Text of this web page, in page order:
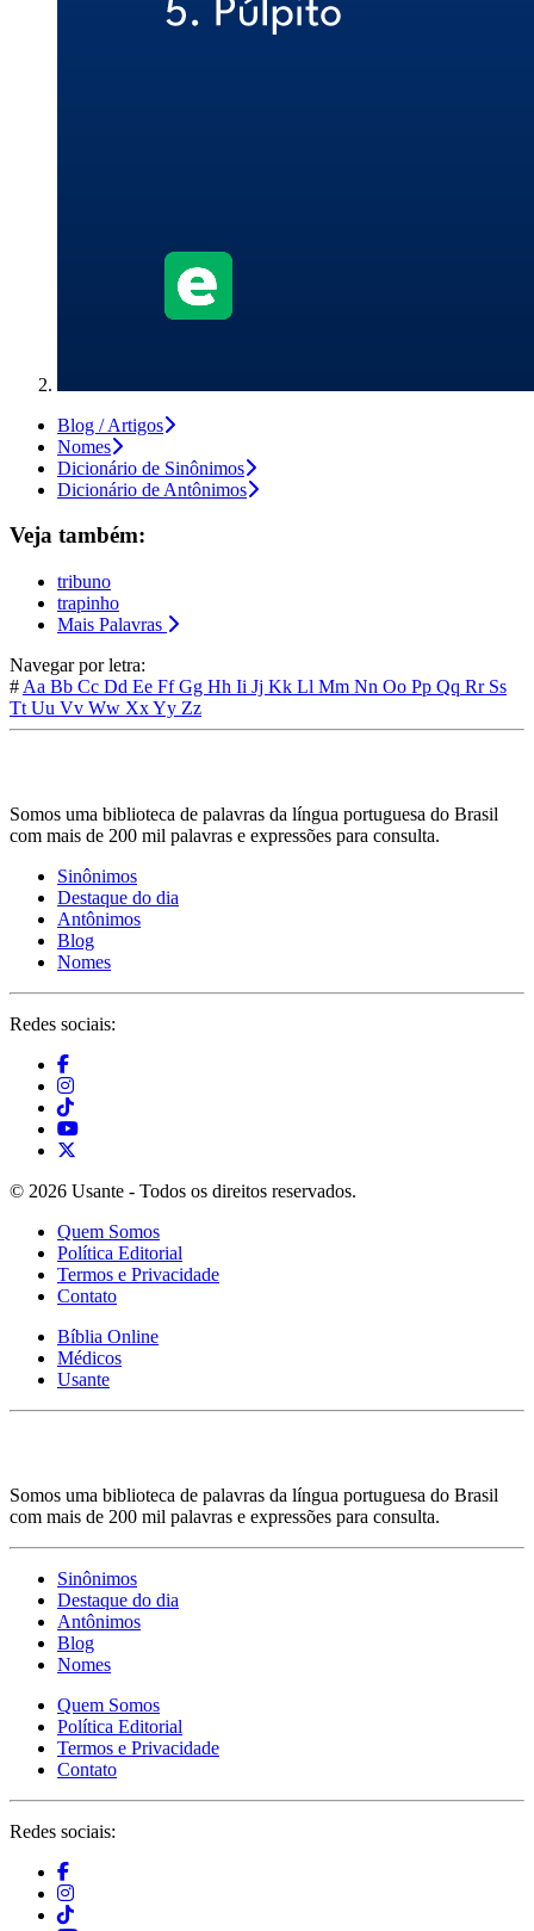
Blog / Artigos
Nomes
Dicionário de Sinônimos
Dicionário de Antônimos
Veja também:
tribuno
trapinho
Mais Palavras
Navegar por letra:
# Aa Bb Cc Dd Ee FfGg Hh Ii Jj Kk Ll Mm Nn Oo Pp Qq Rr Ss
Tt Uu Vv Ww XxYy Zz
Somos uma biblioteca de palavras da língua portuguesa do Brasil
com mais de 200 mil palavras e expressões para consulta.
Sinônimos
Destaque do dia
Antônimos
Blog
Nomes
Redes sociais:
© 2026 Usante - Todos os direitos reservados.
Quem Somos
Política Editorial
Termos e Privacidade
Contato
Bíblia Online
Médicos
Usante
Somos uma biblioteca de palavras da língua portuguesa do Brasil
com mais de 200 mil palavras e expressões para consulta.
Sinônimos
Destaque do dia
Antônimos
Blog
Nomes
Quem Somos
Política Editorial
Termos e Privacidade
Contato
Redes sociais: